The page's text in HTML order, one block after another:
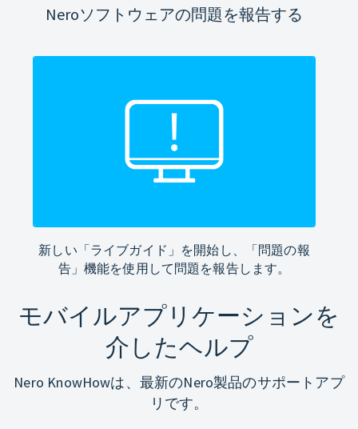
Neroソフトウェアの問題を報告する
新しい「ライブガイド」を開始し、「問題の報
告」機能を使用して問題を報告します。
モバイルアプリケーションを
介したヘルプ
Nero KnowHowは、最新のNero製品のサポートアプ
リです。